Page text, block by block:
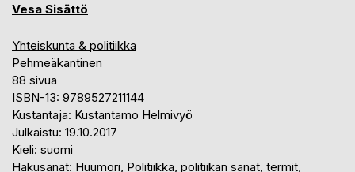
Vesa Sisättö
Yhteiskunta & politiikka
Pehmeäkantinen
88 sivua
ISBN-13: 9789527211144
Kustantaja: Kustantamo Helmivyö
Julkaistu: 19.10.2017
Kieli: suomi
Hakusanat: Huumori, Politiikka, politiikan sanat, termit,